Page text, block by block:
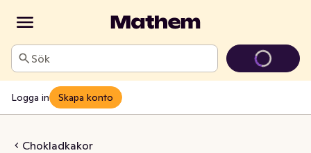
Sök
Logga in Skapa konto
Chokladkakor
72% Sockerfri